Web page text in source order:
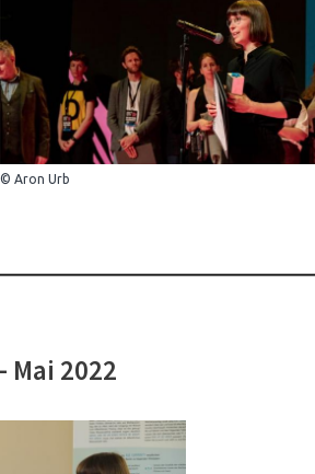
© Aron Urb
2022